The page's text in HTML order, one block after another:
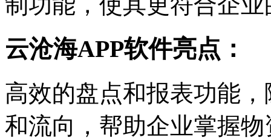
云沧海APP软件亮点：
高效的盘点和报表功能
和流向，帮助企业掌握